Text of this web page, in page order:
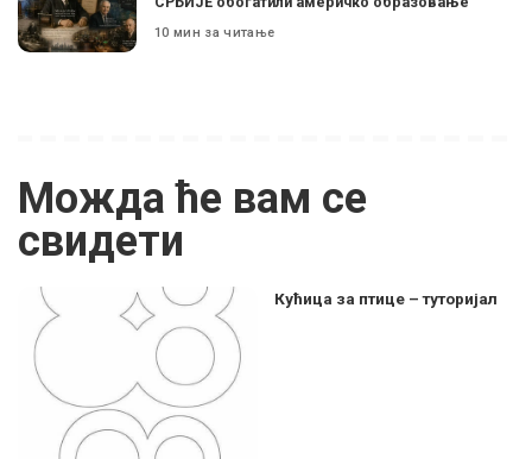
10 мин за читање
Можда ће вам се
свидети
Кућица за птице – туторијал